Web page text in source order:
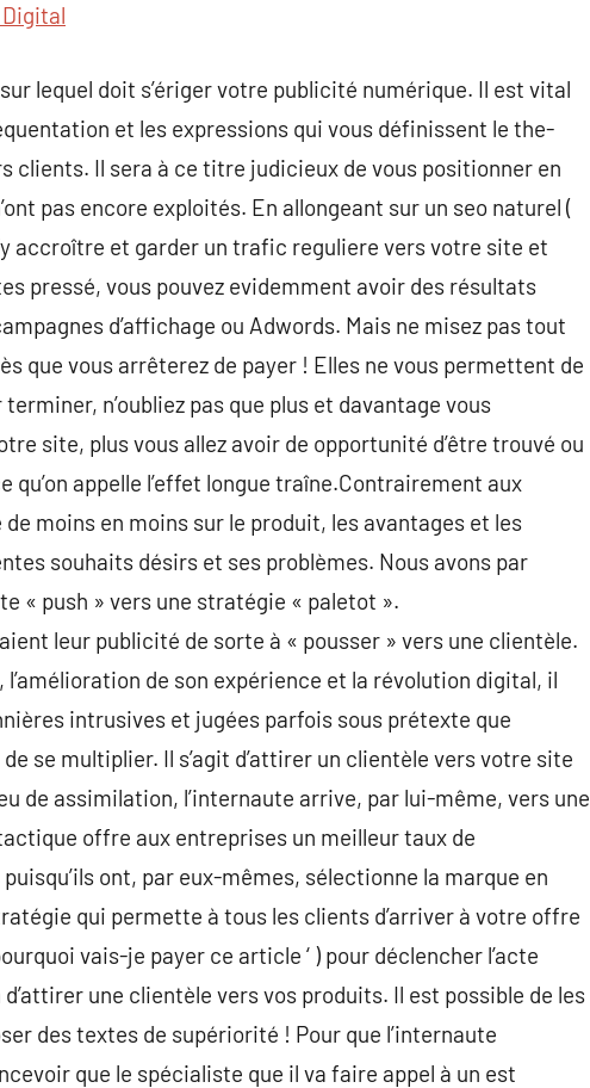
lequel doit s’ériger votre publicité numérique. Il est vital
et les expressions qui vous définissent le the-
clients. Il sera à ce titre judicieux de vous positionner en
pas encore exploités. En allongeant sur un seo naturel (
accroître et garder un trafic reguliere vers votre site et
pressé, vous pouvez evidemment avoir des résultats
d’affichage ou Adwords. Mais ne misez pas tout
que vous arrêterez de payer ! Elles ne vous permettent de
n’oubliez pas que plus et davantage vous
site, plus vous allez avoir de opportunité d’être trouvé ou
qu’on appelle l’effet longue traîne.Contrairement aux
moins en moins sur le produit, les avantages et les
souhaits désirs et ses problèmes. Nous avons par
« push » vers une stratégie « paletot ».
leur publicité de sorte à « pousser » vers une clientèle.
de son expérience et la révolution digital, il
intrusives et jugées parfois sous prétexte que
se multiplier. Il s’agit d’attirer un clientèle vers votre site
de assimilation, l’internaute arrive, par lui-même, vers une
offre aux entreprises un meilleur taux de
ont, par eux-mêmes, sélectionne la marque en
qui permette à tous les clients d’arriver à votre offre
vais-je payer ce article ‘ ) pour déclencher l’acte
une clientèle vers vos produits. Il est possible de les
des textes de supériorité ! Pour que l’internaute
que le spécialiste que il va faire appel à un est